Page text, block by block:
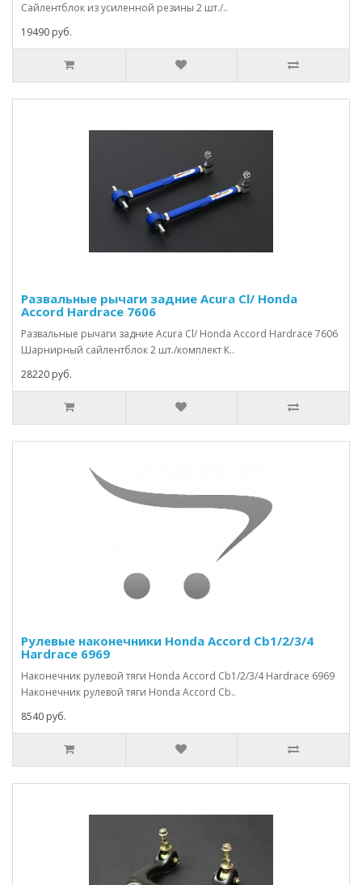
Сайлентблок из усиленной резины 2 шт./..
19490 руб.
Развальные рычаги задние Acura Cl/ Honda
Accord Hardrace 7606
Развальные рычаги задние Acura Cl/ Honda Accord Hardrace 7606
Шарнирный сайлентблок 2 шт./комплект К..
28220 руб.
Рулевые наконечники Honda Accord Cb1/2/3/4
Hardrace 6969
Наконечник рулевой тяги Honda Accord Cb1/2/3/4 Hardrace 6969
Наконечник рулевой тяги Honda Accord Cb..
8540 руб.